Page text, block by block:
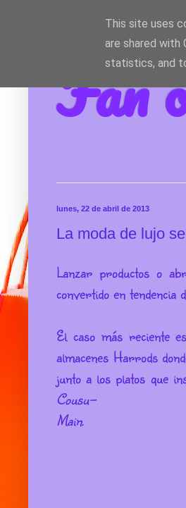
Fan
lunes, 22 de abril de 2013
La moda de lujo
Lanzar productos o
convertido en
El caso más reciente
almacenes Harrods
junto a los platos que
Cousu-
Main.
This site uses
are shared with
statistics, and